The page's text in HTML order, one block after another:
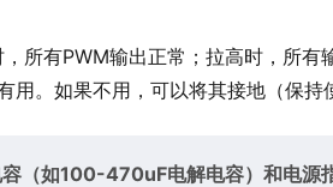
所有PWM输出正常；拉高时，所有
。如果不用，可以将其接地（保持
（如100-470uF电解电容） 和电源